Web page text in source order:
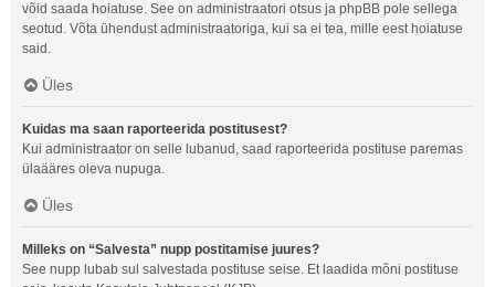
võid saada hoiatuse. See on administraatori otsus ja phpBB pole sellega
seotud. Võta ühendust administraatoriga, kui sa ei tea, mille eest hoiatuse
said.
Üles
Kuidas ma saan raporteerida postitusest?
Kui administraator on selle lubanud, saad raporteerida postituse paremas
ülaääres oleva nupuga.
Üles
Milleks on “Salvesta” nupp postitamise juures?
See nupp lubab sul salvestada postituse seise. Et laadida mõni postituse